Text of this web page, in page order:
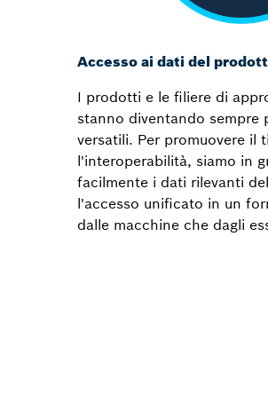
Accesso ai dati del
I prodotti e le filiere di
stanno diventando sempre
versatili. Per promuovere il
l'interoperabilità, siamo in
facilmente i dati rilevanti
l'accesso unificato in un
dalle macchine che dagli